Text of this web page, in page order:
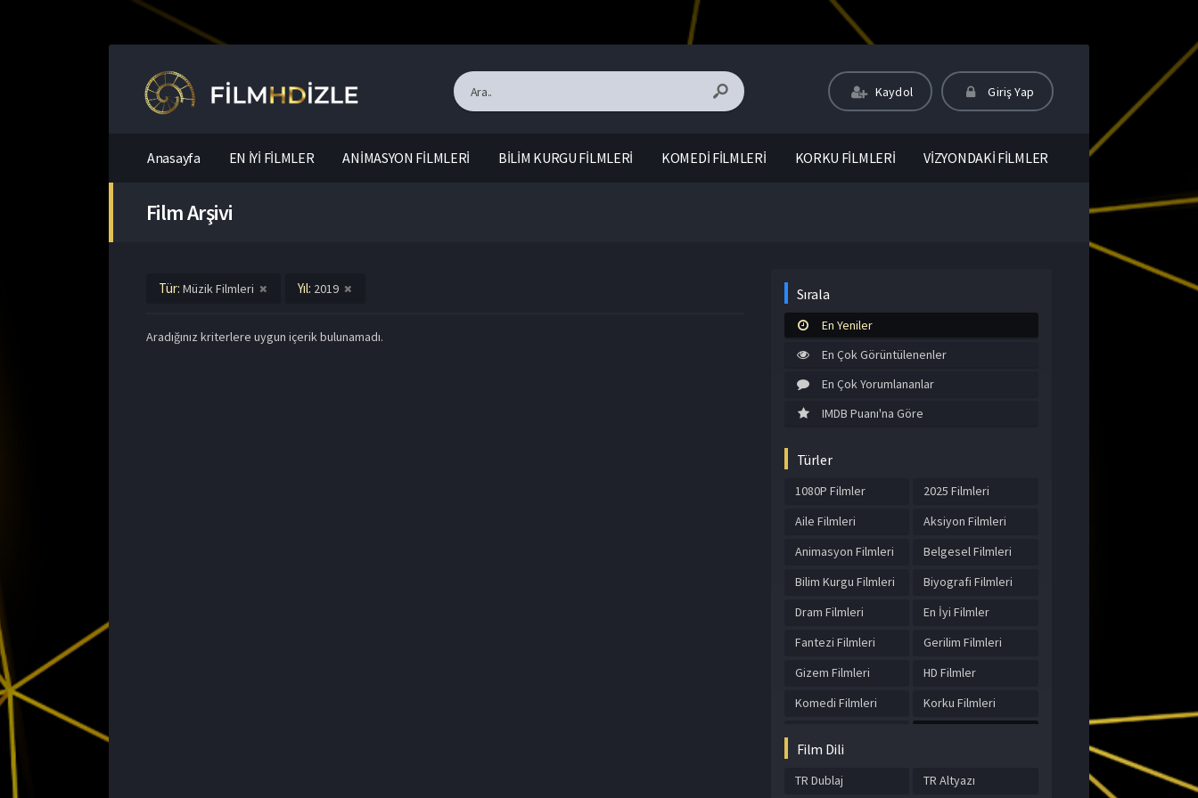
Kaydol Giriş Yap
Anasayfa EN İYİ FİLMLER ANİMASYON FİLMLERİ BİLİM KURGU FİLMLERİ KOMEDİ FİLMLERİ KORKU FİLMLERİ VİZYONDAKİ FİLMLER
Film Arşivi
Tür: Müzik Filmleri Yıl: 2019
Aradığınız kriterlere uygun içerik bulunamadı.
Sırala
En Yeniler
En Çok Görüntülenenler
En Çok Yorumlananlar
IMDB Puanı'na Göre
Türler
1080P Filmler
2025 Filmleri
Aile Filmleri
Aksiyon Filmleri
Animasyon Filmleri
Belgesel Filmleri
Bilim Kurgu Filmleri
Biyografi Filmleri
Dram Filmleri
En İyi Filmler
Fantezi Filmleri
Gerilim Filmleri
Gizem Filmleri
HD Filmler
Komedi Filmleri
Korku Filmleri
Film Dili
TR Dublaj TR Altyazı